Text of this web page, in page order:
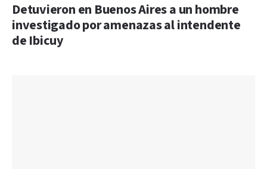
Detuvieron en Buenos Aires a un hombre
investigado por amenazas al intendente
de Ibicuy